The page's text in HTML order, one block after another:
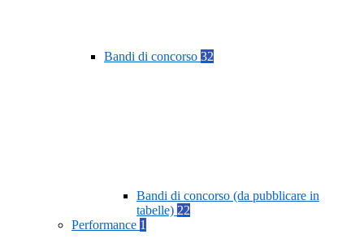
Bandi di concorso 32
Bandi di concorso (da pubblicare in
tabelle) 22
Performance 1